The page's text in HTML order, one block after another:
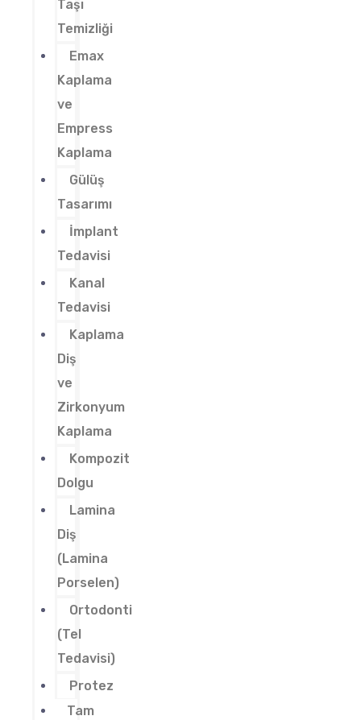
Taşı
Temizliği
Emax
Kaplama
ve
Empress
Kaplama
Gülüş
Tasarımı
İmplant
Tedavisi
Kanal
Tedavisi
Kaplama
Diş
ve
Zirkonyum
Kaplama
Kompozit
Dolgu
Lamina
Diş
(Lamina
Porselen)
Ortodonti
(Tel
Tedavisi)
Protez
Tam